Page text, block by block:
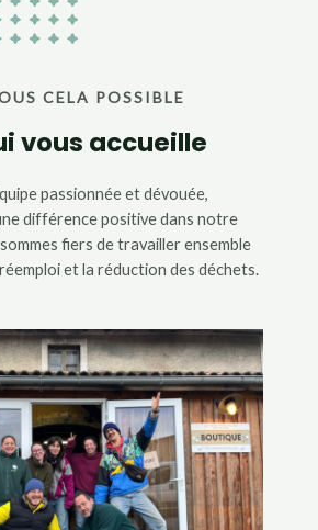
CELA POSSIBLE
vous accueille
passionnée et dévouée,
différence positive dans notre
fiers de travailler ensemble
et la réduction des déchets.